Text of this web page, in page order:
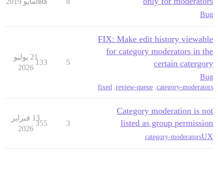
Bug
FIX: Make edit history viewable
for category moderators in the
certain catergory
Bug
category-moderators
,
review-queue
,
fixed
5
133
21 يوليو
2026
Category moderation is not
listed as group permission
UX
category-moderators
3
355
13 فبراير
2026